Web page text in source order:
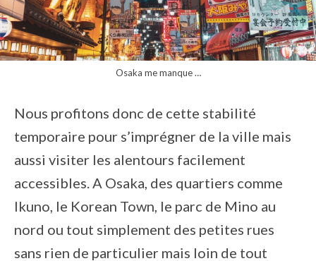
Osaka me manque …
Nous profitons donc de cette stabilité
temporaire pour s’imprégner de la ville mais
aussi visiter les alentours facilement
accessibles. A Osaka, des quartiers comme
Ikuno, le Korean Town, le parc de Mino au
nord ou tout simplement des petites rues
sans rien de particulier mais loin de tout